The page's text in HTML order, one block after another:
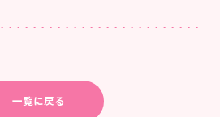
一覧に戻る